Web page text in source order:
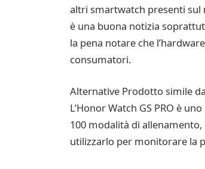
altri smartwatch presenti sul
è una buona notizia
la pena notare che
consumatori.
Alternative Prodotto simile
L’Honor Watch GS PRO è
100 modalità di
utilizzarlo per monitorare la